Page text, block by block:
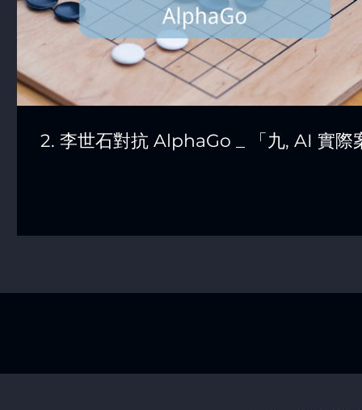
2. 李世石對抗 AlphaGo _ 「九, AI 實際